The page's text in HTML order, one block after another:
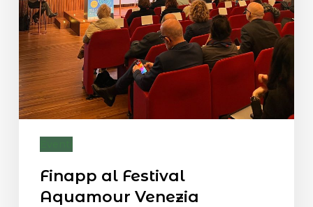
Finapp al Festival
Aquamour Venezia